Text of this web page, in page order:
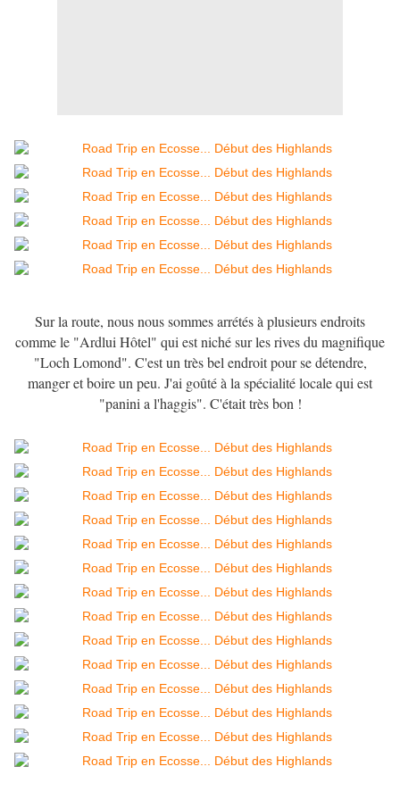
Sur la route, nous nous sommes arrétés à plusieurs endroits
comme le "Ardlui Hôtel" qui est niché sur les rives du magnifique
"Loch Lomond". C'est un très bel endroit pour se détendre,
manger et boire un peu. J'ai goûté à la spécialité locale qui est
"panini a l'haggis". C'était très bon !